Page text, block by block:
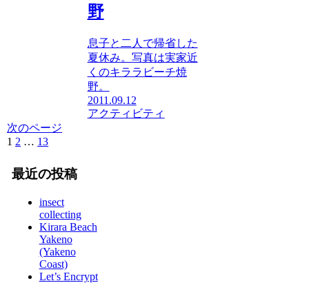
野
息子と二人で帰省した
夏休み。写真は実家近
くのキララビーチ焼
野。
2011.09.12
アクティビティ
次のページ
1 2 … 13次
最近の投稿
insect
collecting
Kirara Beach
Yakeno
(Yakeno
Coast)
Let’s Encrypt